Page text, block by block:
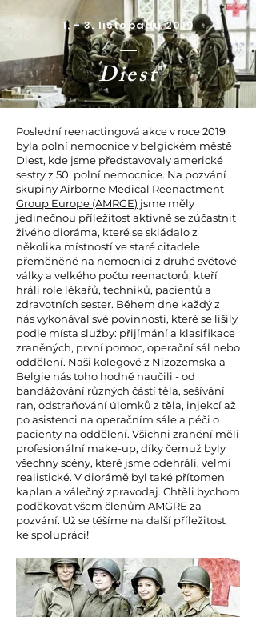
1. - 3. listopadu 2019
Diest
Poslední reenactingová akce v roce 2019
byla polní nemocnice v belgickém městě
Diest, kde jsme představovaly americké
sestry z 50. polní nemocnice. Na pozvání
skupinyAirborne Medical Reenactment
Group Europe (AMRGE) jsme měly
jedinečnou příležitost aktivně se zúčastnit
živého dioráma, které se skládalo z
několika místností ve staré citadele
přeměněné na nemocnici z druhé světové
války a velkého počtu reenactorů, kteří
hráli role lékařů, techniků, pacientů a
zdravotních sester. Během dne každý z
nás vykonával své povinnosti, které se lišily
podle místa služby: přijímání a klasifikace
zraněných, první pomoc, operační sál nebo
oddělení. Naši kolegové z Nizozemska a
Belgie nás toho hodně naučili - od
bandážování různých částí těla, sešívání
ran, odstraňování úlomků z těla, injekcí až
po asistenci na operačním sále a péči o
pacienty na oddělení. Všichni zranění měli
profesionální make-up, díky čemuž byly
všechny scény, které jsme odehráli, velmi
realistické. V diorámě byl také přítomen
kaplan a válečný zpravodaj. Chtěli bychom
poděkovat všem členům AMGRE za
pozvání. Už se těšíme na další příležitost
ke spolupráci!